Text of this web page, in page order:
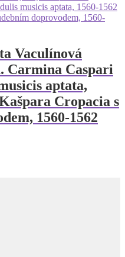
Vaculínová
Carmina Caspari
aptata,
Cropacia s
1560-1562